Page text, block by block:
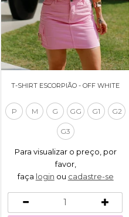
T-SHIRT ESCORPIÃO - OFF WHITE
P M G GG G1 G2
G3
Para visualizar o preço, por
favor,
faça login ou cadastre-se